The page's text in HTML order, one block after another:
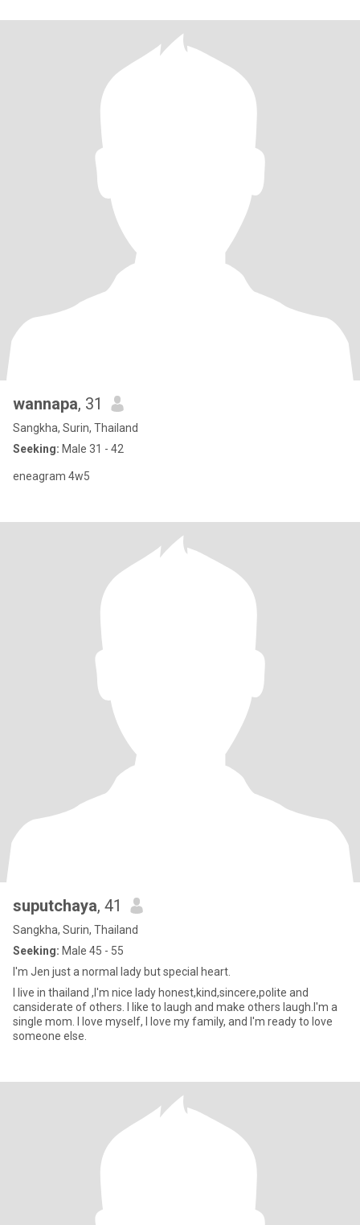
wannapa, 31
Sangkha, Surin, Thailand
Seeking: Male 31 - 42
eneagram 4w5
suputchaya, 41
Sangkha, Surin, Thailand
Seeking: Male 45 - 55
I'm Jen just a normal lady but special heart.
I live in thailand ,I'm nice lady honest,kind,sincere,polite and
cansiderate of others. I like to laugh and make others laugh.I'm a
single mom. I love myself, I love my family, and I'm ready to love
someone else.